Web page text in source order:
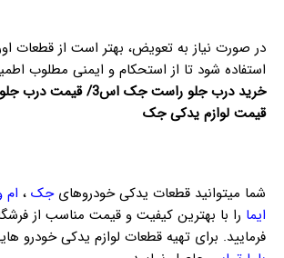
در صورت نیاز به تعویض، بهتر است از قطعات
استفاده شود تا از استحکام و ایمنی مطلوب
قیمت لوازم یدکی جک
شما میتوانید قطعات یدکی خودروهایجک ،
ایما را با بهترین کیفیت و قیمت مناسب از
فرمایید. برای تهیه قطعات لوازم یدکی خودرو